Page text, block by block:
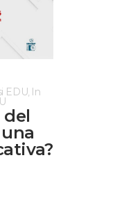
EDU In